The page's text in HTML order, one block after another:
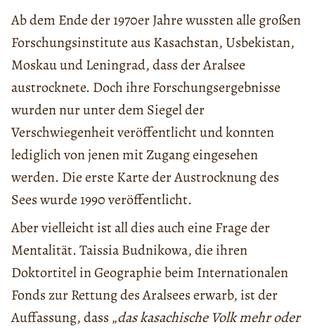
Ab dem Ende der 1970er Jahre wussten alle großen
Forschungsinstitute aus Kasachstan, Usbekistan,
Moskau und Leningrad, dass der Aralsee
austrocknete. Doch ihre Forschungsergebnisse
wurden nur unter dem Siegel der
Verschwiegenheit veröffentlicht und konnten
lediglich von jenen mit Zugang eingesehen
werden. Die erste Karte der Austrocknung des
Sees wurde 1990 veröffentlicht.
Aber vielleicht ist all dies auch eine Frage der
Mentalität. Taissia Budnikowa, die ihren
Doktortitel in Geographie beim Internationalen
Fonds zur Rettung des Aralsees erwarb, ist der
Auffassung, dass „das kasachische Volk mehr oder